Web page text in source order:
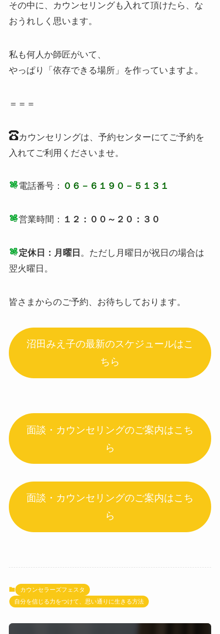
その中に、カウンセリングも入れて頂けたら、な
おうれしく思います。
私も何人か師匠がいて、
やっぱり「依存できる場所」を作っていますよ。
＝＝＝
カウンセリングは、予約センターにてご予約を
入れてご利用くださいませ。
電話番号： ０６－６１９０－５１３１
営業時間： １２：００～２０：３０
定休日：月曜日 。ただし月曜日が祝日の場合は
翌火曜日。
皆さまからのご予約、お待ちしております。
沼田みえ子の最新のスケジュールはこ
ちら
面談・カウンセリングのご案内はこち
ら
面談・カウンセリングのご案内はこち
ら
カウンセラーズフェスタ
自分を信じる力をつけて、思い通りに生きる方法